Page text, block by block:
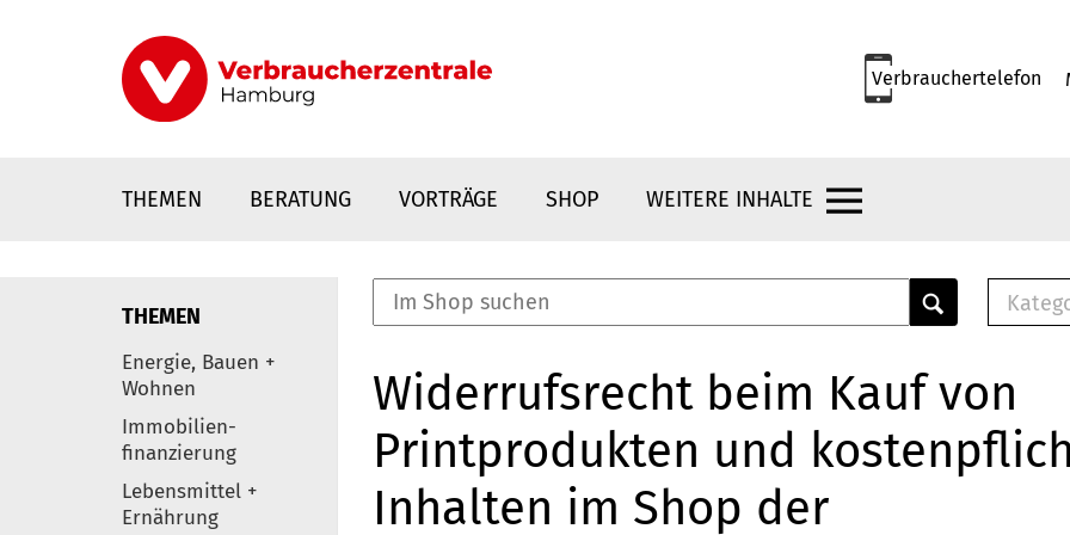
Verbrauchertelefon
THEMEN BERATUNG VORTRÄGE SHOP WEITERE INHALTE
Elemente
THEMEN
Energie, Bauen +
Wohnen
Immobilien-
finanzierung
Lebensmittel +
Ernährung
Widerrufsrecht beim Kauf von
Printprodukten und
Inhalten im Shop der